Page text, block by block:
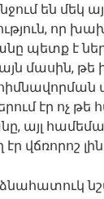
են մեկ
որ
պետք է
մասին, թե
էր ոչ
այլ
էր վճռորոշ